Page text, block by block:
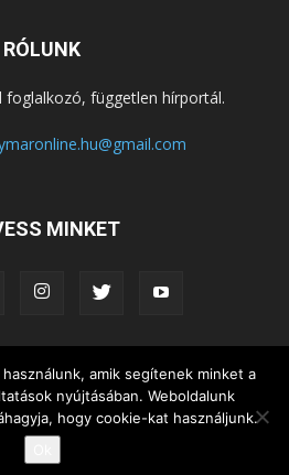
RÓLUNK
foglalkozó, független hírportál.
MINKET
SZABADIDŐ
RIPORTOK
INFORMÁCIÓK
2015 - Solymár Online
amik segítenek minket a
nyújtásában. Weboldalunk
hogy cookie-kat használjunk.